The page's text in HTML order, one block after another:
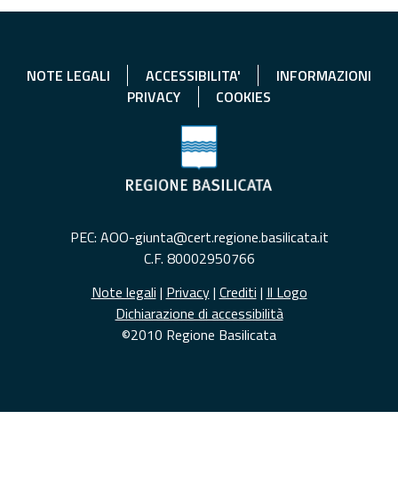
NOTE LEGALI ACCESSIBILITA'
INFORMAZIONI
PRIVACY
COOKIES
PEC: AOO-giunta@cert.regione.basilicata.it
C.F. 80002950766
Note legali | Privacy| Crediti | Il Logo
Dichiarazione di accessibilità
©2010 Regione Basilicata